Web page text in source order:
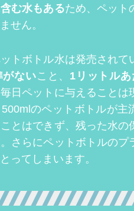
む水もあるため、ペット
せん。
トボトル水は発売されて
がないこと、 1リットル
日ペットに与えることは
のペットボトルが主
とはできず、残った水の
さらにペットボトルのプ
ってしまいます。